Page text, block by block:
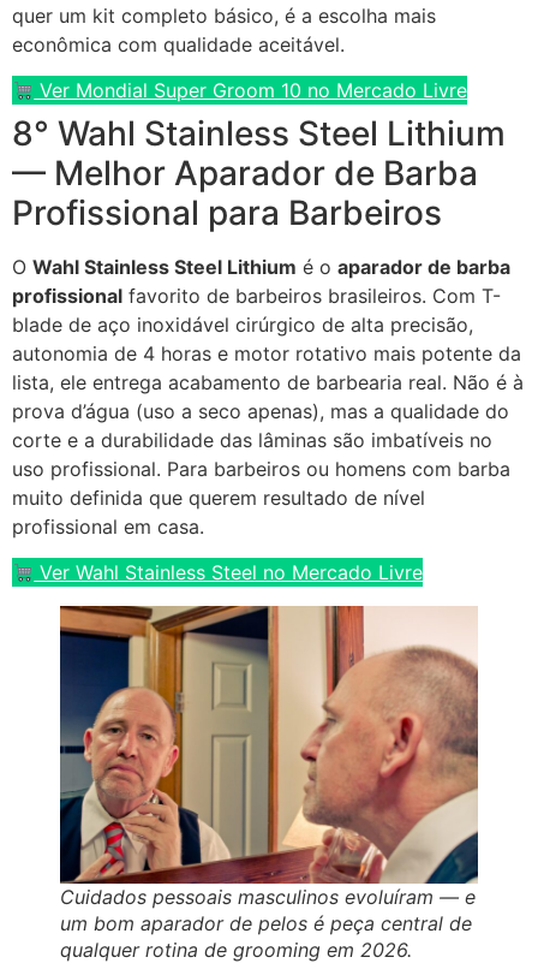
quer um kit completo básico, é a escolha mais
econômica com qualidade aceitável.
Ver Mondial Super Groom 10 no Mercado Livre
8° Wahl Stainless Steel Lithium
— Melhor Aparador de Barba
Profissional para Barbeiros
O Wahl Stainless Steel Lithium é o aparador de barba
profissional favorito de barbeiros brasileiros. Com T-
blade de aço inoxidável cirúrgico de alta precisão,
autonomia de 4 horas e motor rotativo mais potente da
lista, ele entrega acabamento de barbearia real. Não é à
prova d’água (uso a seco apenas), mas a qualidade do
corte e a durabilidade das lâminas são imbatíveis no
uso profissional. Para barbeiros ou homens com barba
muito definida que querem resultado de nível
profissional em casa.
Ver Wahl Stainless Steel no Mercado Livre
Cuidados pessoais masculinos evoluíram — e
um bom aparador de pelos é peça central de
qualquer rotina de grooming em 2026.